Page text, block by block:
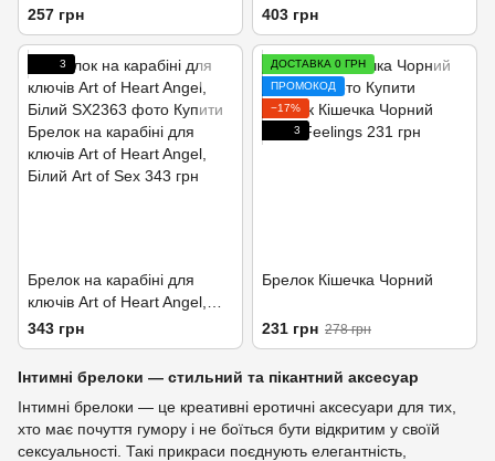
257 грн
Heart, Червоний
403 грн
3
Брелок на карабіні для
ключів Art of Heart Angel,
Білий
343 грн
ДОСТАВКА 0 ГРН
ПРОМОКОД
−17%
3
Брелок Кішечка Чорний
231 грн 278 грн
Інтимні брелоки — стильний та пікантний аксесуар
Інтимні брелоки — це креативні еротичні аксесуари для тих,
хто має почуття гумору і не боїться бути відкритим у своїй
сексуальності. Такі прикраси поєднують елегантність,